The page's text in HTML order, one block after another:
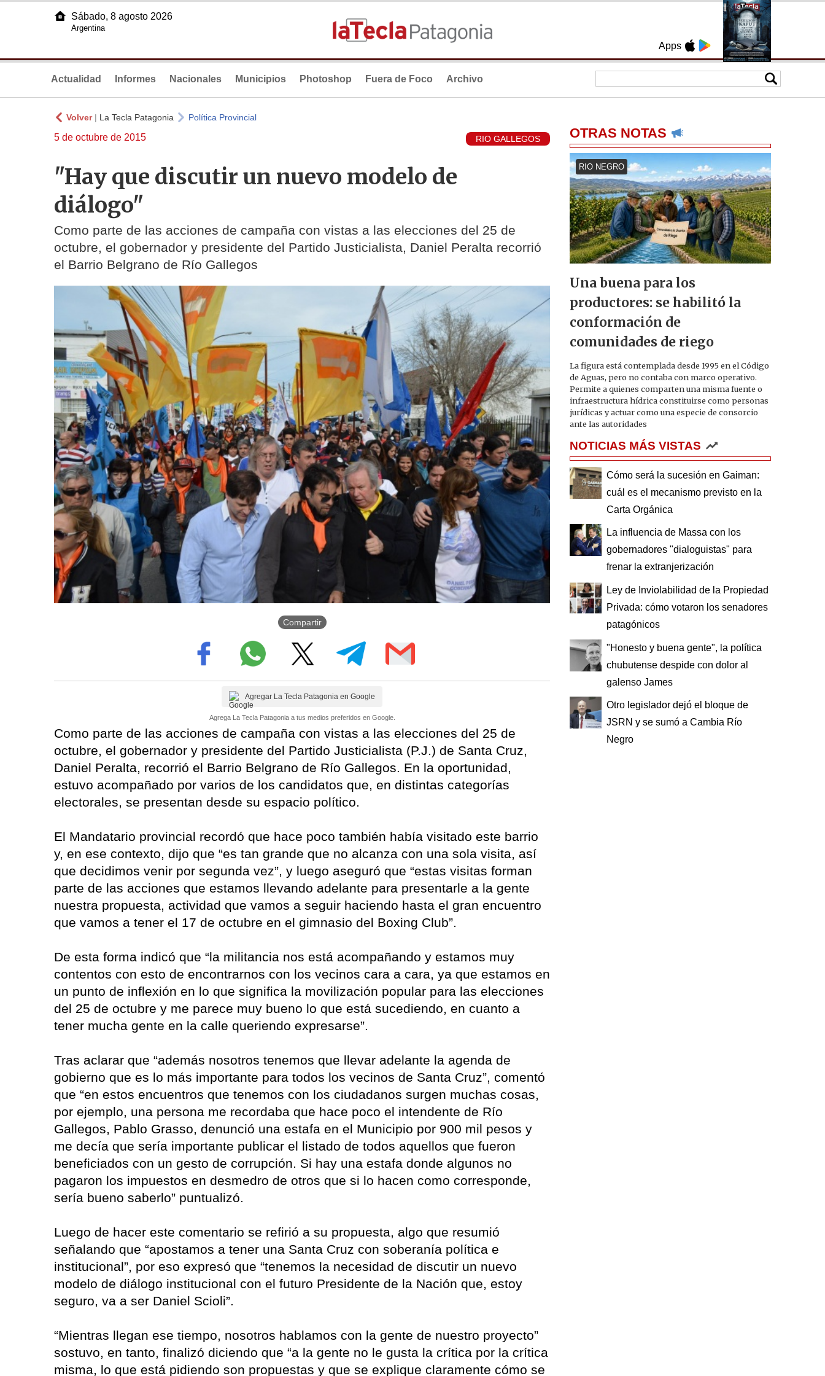
Apps
Sábado, 8 agosto 2026
Argentina
Actualidad Informes Nacionales Municipios Photoshop Fuera de Foco Archivo
Volver| La Tecla Patagonia Política Provincial
5 de octubre de 2015 RIO GALLEGOS
"Hay que discutir un nuevo modelo de
diálogo"
Como parte de las acciones de campaña con vistas a las elecciones del 25 de
octubre, el gobernador y presidente del Partido Justicialista, Daniel Peralta recorrió
el Barrio Belgrano de Río Gallegos
Compartir
Agregar La Tecla Patagonia en Google
Agrega La Tecla Patagonia a tus medios preferidos en Google.
Como parte de las acciones de campaña con vistas a las elecciones del 25 de
octubre, el gobernador y presidente del Partido Justicialista (P.J.) de Santa Cruz,
Daniel Peralta, recorrió el Barrio Belgrano de Río Gallegos. En la oportunidad,
estuvo acompañado por varios de los candidatos que, en distintas categorías
electorales, se presentan desde su espacio político.
El Mandatario provincial recordó que hace poco también había visitado este barrio
y, en ese contexto, dijo que “es tan grande que no alcanza con una sola visita, así
que decidimos venir por segunda vez”, y luego aseguró que “estas visitas forman
parte de las acciones que estamos llevando adelante para presentarle a la gente
nuestra propuesta, actividad que vamos a seguir haciendo hasta el gran encuentro
que vamos a tener el 17 de octubre en el gimnasio del Boxing Club”.
De esta forma indicó que “la militancia nos está acompañando y estamos muy
contentos con esto de encontrarnos con los vecinos cara a cara, ya que estamos en
un punto de inflexión en lo que significa la movilización popular para las elecciones
del 25 de octubre y me parece muy bueno lo que está sucediendo, en cuanto a
tener mucha gente en la calle queriendo expresarse”.
Tras aclarar que “además nosotros tenemos que llevar adelante la agenda de
gobierno que es lo más importante para todos los vecinos de Santa Cruz”, comentó
que “en estos encuentros que tenemos con los ciudadanos surgen muchas cosas,
por ejemplo, una persona me recordaba que hace poco el intendente de Río
Gallegos, Pablo Grasso, denunció una estafa en el Municipio por 900 mil pesos y
me decía que sería importante publicar el listado de todos aquellos que fueron
beneficiados con un gesto de corrupción. Si hay una estafa donde algunos no
pagaron los impuestos en desmedro de otros que si lo hacen como corresponde,
sería bueno saberlo” puntualizó.
Luego de hacer este comentario se refirió a su propuesta, algo que resumió
señalando que “apostamos a tener una Santa Cruz con soberanía política e
institucional”, por eso expresó que “tenemos la necesidad de discutir un nuevo
modelo de diálogo institucional con el futuro Presidente de la Nación que, estoy
seguro, va a ser Daniel Scioli”.
“Mientras llegan ese tiempo, nosotros hablamos con la gente de nuestro proyecto”
sostuvo, en tanto, finalizó diciendo que “a la gente no le gusta la crítica por la crítica
misma, lo que está pidiendo son propuestas y que se explique claramente cómo se
OTRAS NOTAS
RIO NEGRO
Una buena para los
productores: se habilitó la
conformación de
comunidades de riego
La figura está contemplada desde 1995 en el Código
de Aguas, pero no contaba con marco operativo.
Permite a quienes comparten una misma fuente o
infraestructura hídrica constituirse como personas
jurídicas y actuar como una especie de consorcio
ante las autoridades
NOTICIAS MÁS VISTAS
Cómo será la sucesión en Gaiman:
cuál es el mecanismo previsto en la
Carta Orgánica
La influencia de Massa con los
gobernadores "dialoguistas" para
frenar la extranjerización
Ley de Inviolabilidad de la Propiedad
Privada: cómo votaron los senadores
patagónicos
"Honesto y buena gente", la política
chubutense despide con dolor al
galenso James
Otro legislador dejó el bloque de
JSRN y se sumó a Cambia Río
Negro